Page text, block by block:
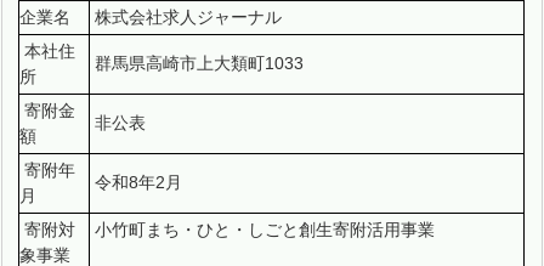
企業名
株式会社求人ジャーナル
本社住
所
群馬県高崎市上大類町1033
寄附金
額
非公表
寄附年
月
令和8年2月
寄附対
象事業
小竹町まち・ひと・しごと創生寄附活用事業